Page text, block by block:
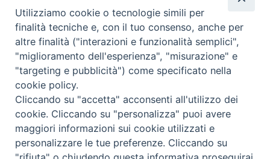
Diocesi di Melfi Rapolla Venosa
• Largo Duomo, 12 - 85025 MELFI (PZ) •
Tel. 0972238604
PEC ufficiale della Diocesi:
diocesi.melfi_rapolla_venosa@legalmail.it
Utilizziamo cookie o tecnologie simili per
finalità tecniche e, con il tuo consenso, anche per
altre finalità ("interazioni e funzionalità semplici",
"miglioramento dell'esperienza", "misurazione" e
"targeting e pubblicità") come specificato nella
cookie policy.
Cliccando su "accetta" acconsenti all'utilizzo dei
cookie. Cliccando su "personalizza" puoi avere
maggiori informazioni sui cookie utilizzati e
personalizzare le tue preferenze. Cliccando su